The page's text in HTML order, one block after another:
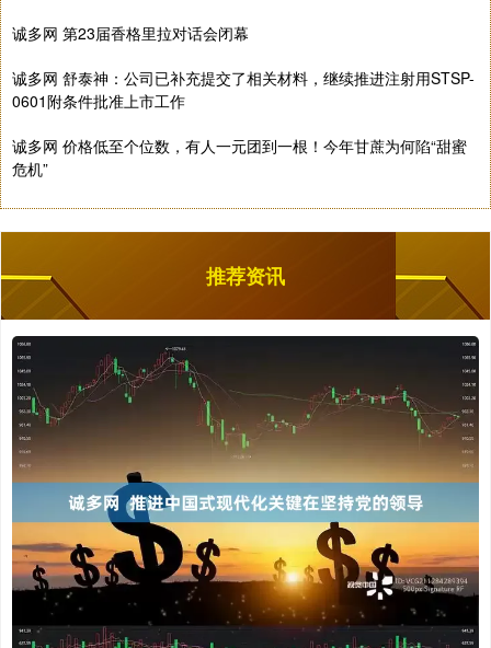
诚多网 第23届香格里拉对话会闭幕
诚多网 舒泰神：公司已补充提交了相关材料，继续推进注射用STSP-
0601附条件批准上市工作
诚多网 价格低至个位数，有人一元团到一根！今年甘蔗为何陷“甜蜜
危机”
推荐资讯